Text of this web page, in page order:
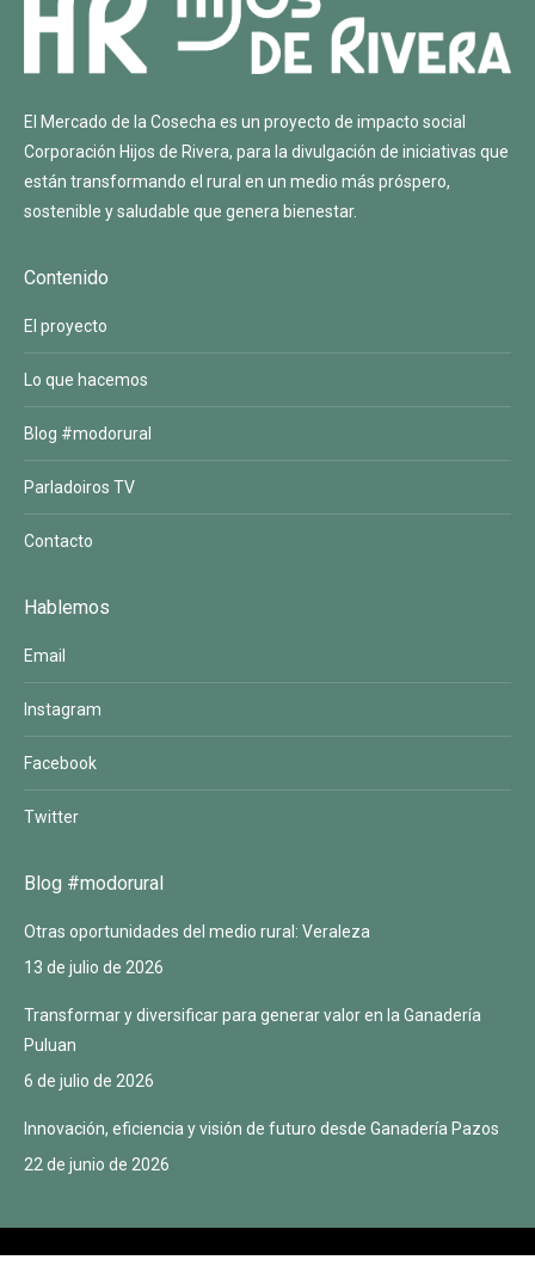
El Mercado de la Cosecha es un proyecto de impacto social
Corporación Hijos de Rivera, para la divulgación de iniciativas que
están transformando el rural en un medio más próspero,
sostenible y saludable que genera bienestar.
Contenido
El proyecto
Lo que hacemos
Blog #modorural
Parladoiros TV
Contacto
Hablemos
Email
Instagram
Facebook
Twitter
Blog #modorural
Otras oportunidades del medio rural: Veraleza
13 de julio de 2026
Transformar y diversificar para generar valor en la Ganadería
Puluan
6 de julio de 2026
Innovación, eficiencia y visión de futuro desde Ganadería Pazos
22 de junio de 2026